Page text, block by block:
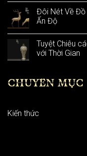
Đôi Nét Về Đồ
Ấn Độ
Tuyệt Chiêu
với Thời Gian
CHUYÊN MỤC
Kiến thức